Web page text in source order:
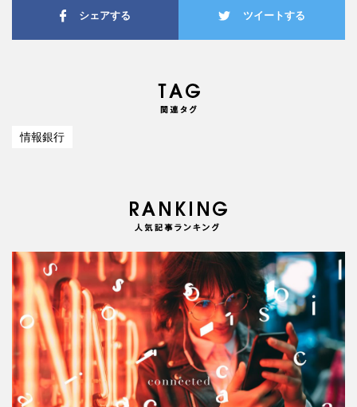
シェアする ツイートする
情報銀行